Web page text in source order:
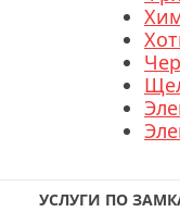
УСЛУГИ ПО